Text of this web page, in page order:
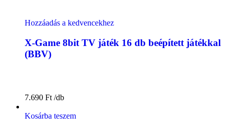
Hozzáadás a kedvencekhez
X-Game 8bit TV játék 16 db beépített játékkal
(BBV)
7.690 Ft
Kosárba teszem